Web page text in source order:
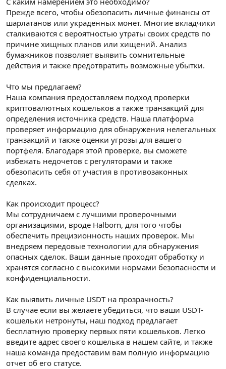
Прежде всего, чтобы обезопасить личные финансы от
шарлатанов или украденных монет. Многие вкладчики
сталкиваются с вероятностью утраты своих средств по
причине хищных планов или хищений. Анализ
бумажников позволяет выявить сомнительные
действия и также предотвратить возможные убытки.
Что мы предлагаем?
Наша компания предоставляем подход проверки
криптовалютных кошельков а также транзакций для
определения источника средств. Наша платформа
проверяет информацию для обнаружения нелегальных
транзакций и также оценки угрозы для вашего
портфеля. Благодаря этой проверке, вы сможете
избежать недочетов с регуляторами и также
обезопасить себя от участия в противозаконных
сделках.
Как происходит процесс?
Мы сотрудничаем с лучшими проверочными
организациями, вроде Halborn, для того чтобы
обеспечить прецизионность наших проверок. Мы
внедряем передовые технологии для обнаружения
опасных сделок. Ваши данные проходят обработку и
хранятся согласно с высокими нормами безопасности и
конфиденциальности.
Как выявить личные USDT на прозрачность?
В случае если вы желаете убедиться, что ваши USDT-
кошельки нетронуты, наш подход предлагает
бесплатную проверку первых пяти кошельков. Легко
введите адрес своего кошелька в нашем сайте, и также
наша команда предоставим вам полную информацию
отчет об его статусе.